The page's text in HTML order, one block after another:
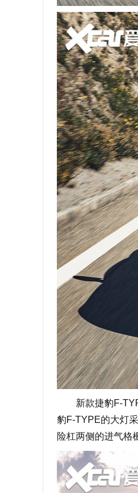
新款捷豹F-
豹F-TYPE的大灯
险杠两侧的进气格